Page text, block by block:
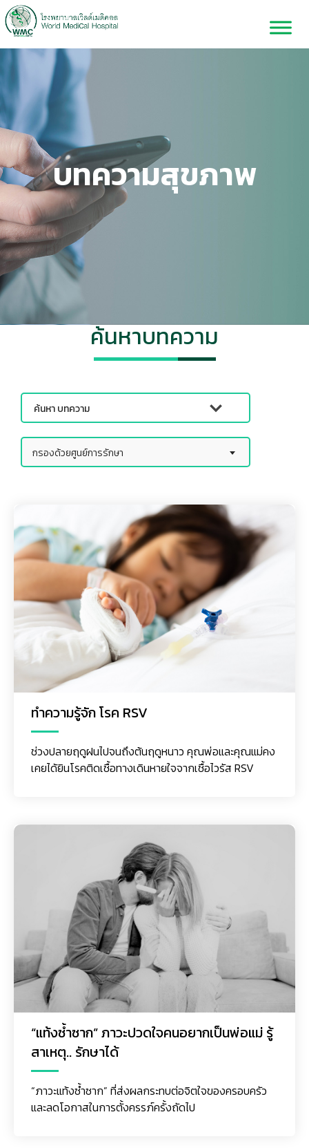
บทความสุขภาพ
ค้นหาบทความ
กรองด้วยศูนย์การรักษา
ทำความรู้จัก โรค RSV
ช่วงปลายฤดูฝนไปจนถึงต้นฤดูหนาว คุณพ่อและคุณแม่คง
เคยได้ยินโรคติดเชื้อทางเดินหายใจจากเชื้อไวรัส RSV
“แท้งซ้ำซาก” ภาวะปวดใจคนอยากเป็นพ่อแม่ รู้
สาเหตุ.. รักษาได้
“ภาวะแท้งซ้ำซาก” ที่ส่งผลกระทบต่อจิตใจของครอบครัว
และลดโอกาสในการตั้งครรภ์ครั้งถัดไป